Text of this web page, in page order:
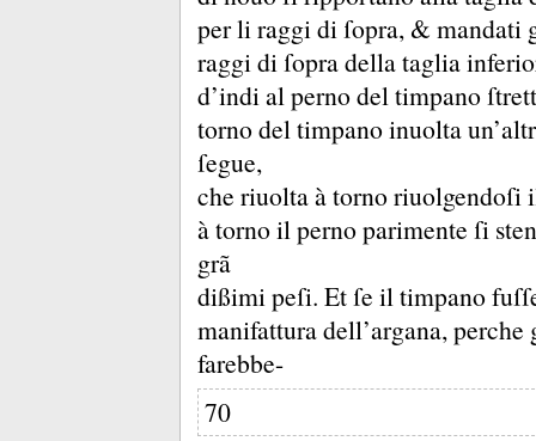
per li raggi di ſopra, & mandati
raggi di ſopra della taglia
d’indi al perno del timpano
torno del timpano inuolta
ſegue,
che riuolta à torno
à torno il perno parimente ſi
grã
dißimi peſi. Et ſe il timpano
manifattura dell’argana,
farebbe-
70